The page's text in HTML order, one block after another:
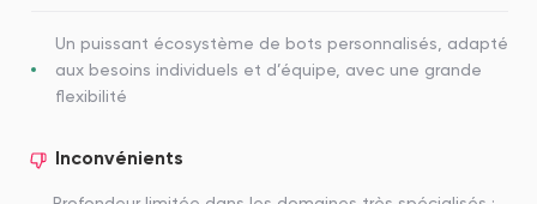
Un puissant écosystème de bots personnalisés, adapté
aux besoins individuels et d’équipe, avec une grande
flexibilité
Inconvénients